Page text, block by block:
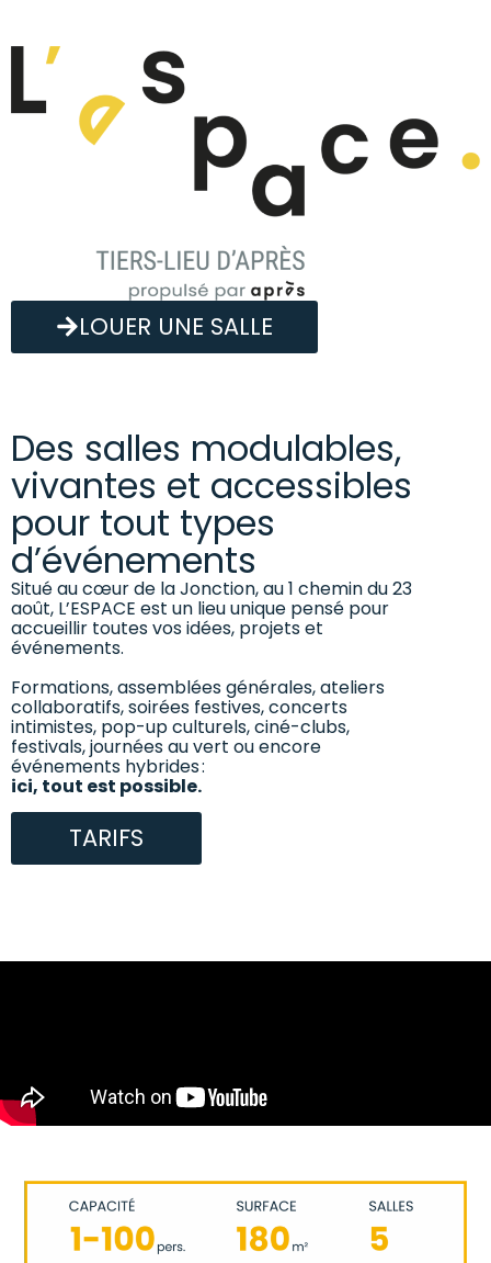
LOUER UNE SALLE
Des salles modulables,
vivantes et accessibles
pour tout types
d’événements
Situé au cœur de la Jonction, au 1 chemin du 23
août, L’ESPACE est un lieu unique pensé pour
accueillir toutes vos idées, projets et
événements.
Formations, assemblées générales, ateliers
collaboratifs, soirées festives, concerts
intimistes, pop-up culturels, ciné-clubs,
festivals, journées au vert ou encore
événements hybrides :
ici, tout est possible.
TARIFS